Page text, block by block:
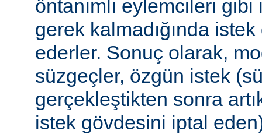
öntanımlı eylemcileri
gerek kalmadığında
ederler. Sonuç olarak,
süzgeçler, özgün istek
gerçekleştikten sonra
istek gövdesini iptal